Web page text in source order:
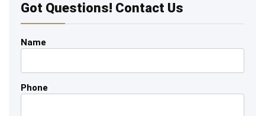
Got Questions! Contact Us
Name
Phone